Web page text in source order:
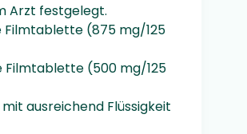
Arzt festgelegt.
Filmtablette (875 mg/125
Filmtablette (500 mg/125
ausreichend Flüssigkeit